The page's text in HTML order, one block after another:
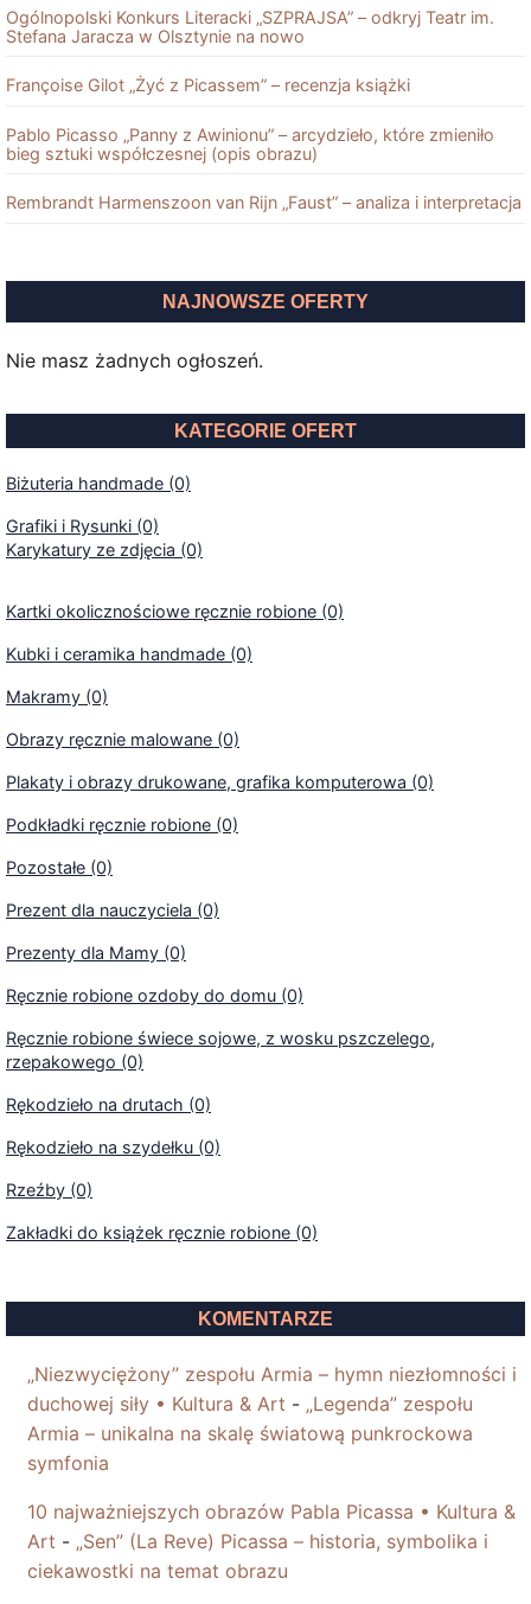
Ogólnopolski Konkurs Literacki „SZPRAJSA” – odkryj Teatr im.
Stefana Jaracza w Olsztynie na nowo
Françoise Gilot „Żyć z Picassem” – recenzja książki
Pablo Picasso „Panny z Awinionu” – arcydzieło, które zmieniło
bieg sztuki współczesnej (opis obrazu)
Rembrandt Harmenszoon van Rĳn „Faust” – analiza i interpretacja
NAJNOWSZE OFERTY
Nie masz żadnych ogłoszeń.
KATEGORIE OFERT
Biżuteria handmade (0)
Grafiki i Rysunki (0)
Karykatury ze zdjęcia (0)
Kartki okolicznościowe ręcznie robione (0)
Kubki i ceramika handmade (0)
Makramy (0)
Obrazy ręcznie malowane (0)
Plakaty i obrazy drukowane, grafika komputerowa (0)
Podkładki ręcznie robione (0)
Pozostałe (0)
Prezent dla nauczyciela (0)
Prezenty dla Mamy (0)
Ręcznie robione ozdoby do domu (0)
Ręcznie robione świece sojowe, z wosku pszczelego,
rzepakowego (0)
Rękodzieło na drutach (0)
Rękodzieło na szydełku (0)
Rzeźby (0)
Zakładki do książek ręcznie robione (0)
KOMENTARZE
„Niezwyciężony” zespołu Armia – hymn niezłomności i
duchowej siły • Kultura & Art - „Legenda” zespołu
Armia – unikalna na skalę światową punkrockowa
symfonia
10 najważniejszych obrazów Pabla Picassa • Kultura &
Art - „Sen” (La Reve) Picassa – historia, symbolika i
ciekawostki na temat obrazu